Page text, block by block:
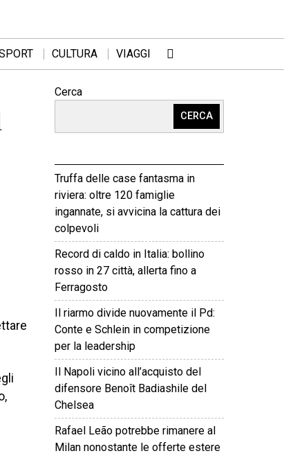
CULTURA VIAGGI
Cerca
CERCA
Truffa delle case fantasma in
riviera: oltre 120 famiglie
ingannate, si avvicina la cattura dei
colpevoli
Record di caldo in Italia: bollino
rosso in 27 città, allerta fino a
Ferragosto
Il riarmo divide nuovamente il Pd:
Conte e Schlein in competizione
per la leadership
Il Napoli vicino all’acquisto del
difensore Benoît Badiashile del
Chelsea
Rafael Leão potrebbe rimanere al
Milan nonostante le offerte estere